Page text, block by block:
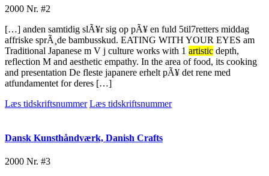
2000 Nr. #2
[…] anden samtidig slÃ¥r sig op pÃ¥ en fuld 5til7retters middag
affriske sprÃ¸de bambusskud. EATING WITH YOUR EYES am
Traditional Japanese m V j culture works with 1 artistic depth,
reflection M and aesthetic empathy. In the area of food, its cooking
and presentation De fleste japanere erhelt pÃ¥ det rene med
atfundamentet for deres […]
Læs tidskriftsnummer Læs tidskriftsnummer
Dansk Kunsthåndværk, Danish Crafts
2000 Nr. #3